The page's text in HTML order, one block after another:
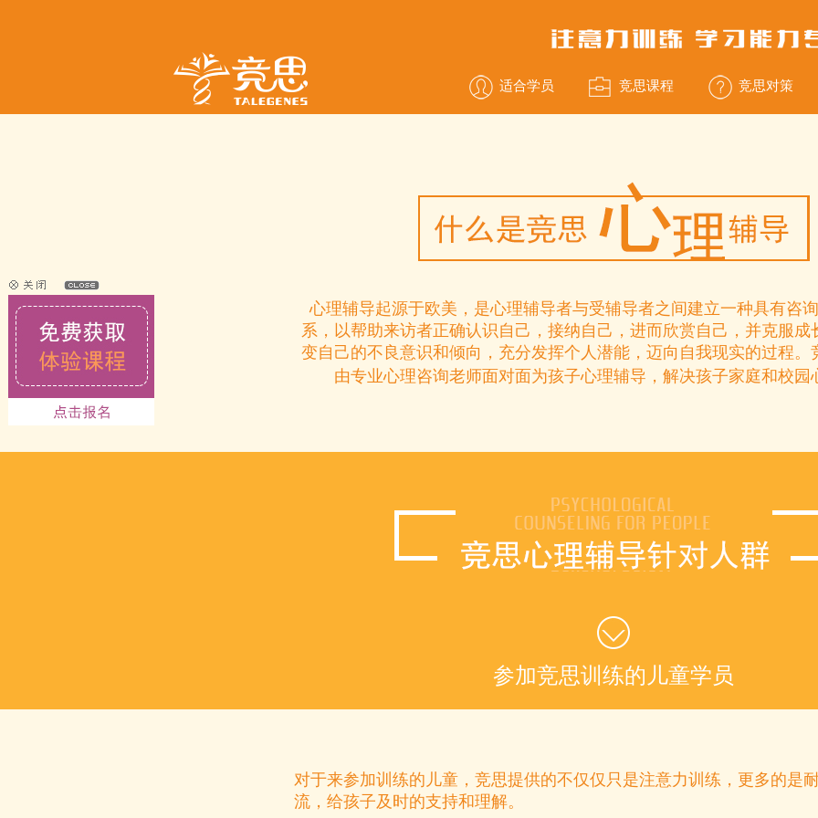
适合学员 竞思课程 竞思对策
心理辅导起源于欧美，是心理辅导者与受辅导者之间建立一种具有咨
系，以帮助来访者正确认识自己，接纳自己，进而欣赏自己，并克服成
变自己的不良意识和倾向，充分发挥个人潜能，迈向自我现实的过程。
由专业心理咨询老师面对面为孩子心理辅导，解决孩子家庭和校园
参加竞思训练的儿童学员
对于来参加训练的儿童，竞思提供的不仅仅只是注意力训练，更多的是
流，给孩子及时的支持和理解。